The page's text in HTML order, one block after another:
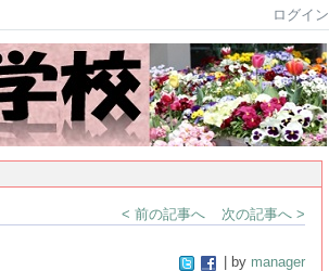
ログイン
< 前の記事へ 次の記事へ >
| by manager